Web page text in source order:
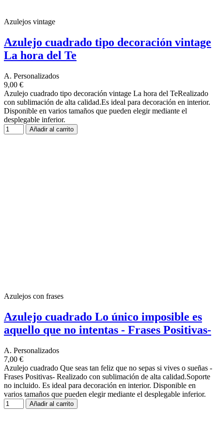
Azulejos vintage
Azulejo cuadrado tipo decoración vintage
La hora del Te
A. Personalizados
9,00 €
Azulejo cuadrado tipo decoración vintage La hora del TeRealizado
con sublimación de alta calidad.Es ideal para decoración en interior.
Disponible en varios tamaños que pueden elegir mediante el
desplegable inferior.
Añadir al carrito
Azulejos con frases
Azulejo cuadrado Lo único imposible es
aquello que no intentas - Frases Positivas-
A. Personalizados
7,00 €
Azulejo cuadrado Que seas tan feliz que no sepas si vives o sueñas -
Frases Positivas- Realizado con sublimación de alta calidad.Soporte
no incluido. Es ideal para decoración en interior. Disponible en
varios tamaños que pueden elegir mediante el desplegable inferior.
Añadir al carrito